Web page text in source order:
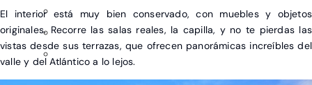
El interior está muy bien conservado, con muebles y objetos
originales. Recorre las salas reales, la capilla, y no te pierdas las
vistas desde sus terrazas, que ofrecen panorámicas increíbles del
valle y del Atlántico a lo lejos.